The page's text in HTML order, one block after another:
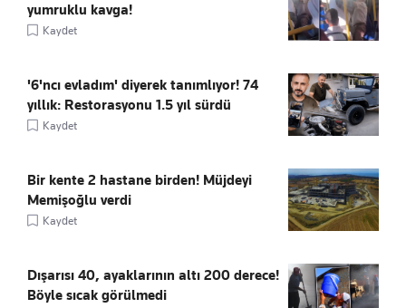
yumruklu kavga!
Kaydet
'6'ncı evladım' diyerek tanımlıyor! 74
yıllık: Restorasyonu 1.5 yıl sürdü
Kaydet
Bir kente 2 hastane birden! Müjdeyi
Memişoğlu verdi
Kaydet
Dışarısı 40, ayaklarının altı 200 derece!
Böyle sıcak görülmedi